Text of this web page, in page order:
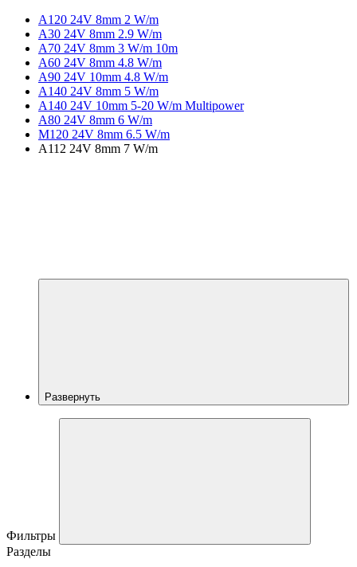
A120 24V 8mm 2 W/m
A30 24V 8mm 2.9 W/m
A70 24V 8mm 3 W/m 10m
A60 24V 8mm 4.8 W/m
A90 24V 10mm 4.8 W/m
A140 24V 8mm 5 W/m
A140 24V 10mm 5-20 W/m Multipower
A80 24V 8mm 6 W/m
M120 24V 8mm 6.5 W/m
A112 24V 8mm 7 W/m
Развернуть
Фильтры
Разделы